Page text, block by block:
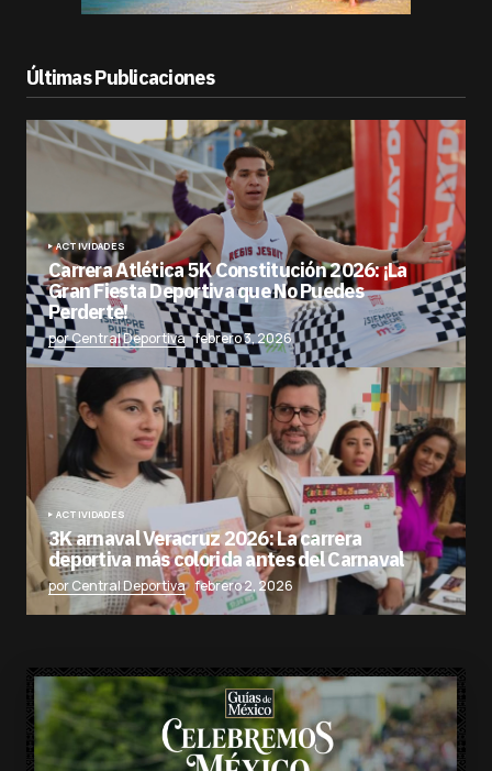
Últimas Publicaciones
ACTIVIDADES
Carrera Atlética 5K Constitución 2026: ¡La
Gran Fiesta Deportiva que No Puedes
Perderte!
por Central Deportiva febrero 3, 2026
ACTIVIDADES
3K arnaval Veracruz 2026: La carrera
deportiva más colorida antes del Carnaval
por Central Deportiva febrero 2, 2026